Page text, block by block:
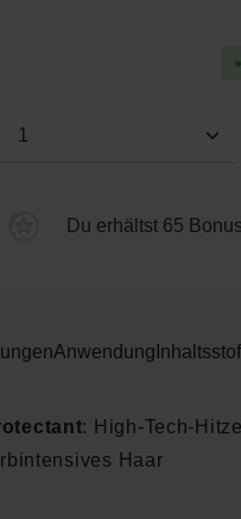
Durchschnittliche
Produkt Anzahl:
Du erhältst 65
Anwendung
: High-Tech-
Haar